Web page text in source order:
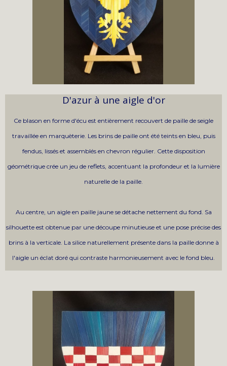
D'azur à une aigle d'or
Ce blason en forme d'écu est entièrement recouvert de paille de seigle
travaillée en marquèterie. Les brins de paille ont été teints en bleu, puis
fendus, lissés et assemblés en chevron régulier. Cette disposition
géométrique crée un jeu de reflets, accentuant la profondeur et la lumière
naturelle de la paille.
Au centre, un aigle en paille jaune se détache nettement du fond. Sa
silhouette est obtenue par une découpe minutieuse et une pose précise des
brins à la verticale. La silice naturellement présente dans la paille donne à
l'aigle un éclat doré qui contraste harmonieusement avec le fond bleu.